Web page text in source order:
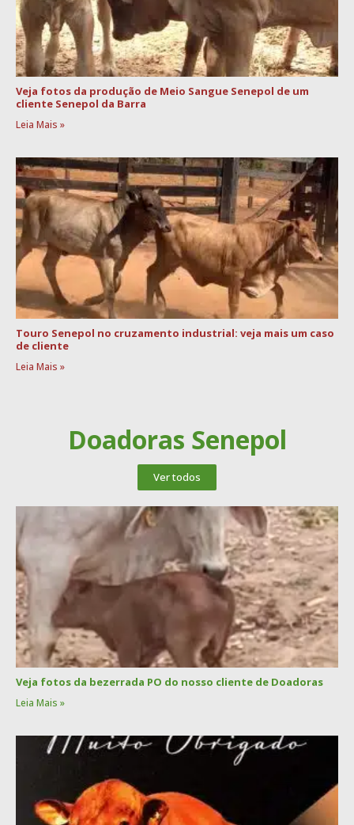
Veja fotos da produção de Meio Sangue Senepol de um
cliente Senepol da Barra
Leia Mais »
Touro Senepol no cruzamento industrial: veja mais um caso
de cliente
Leia Mais »
Doadoras Senepol
Ver todos
Veja fotos da bezerrada PO do nosso cliente de Doadoras
Leia Mais »